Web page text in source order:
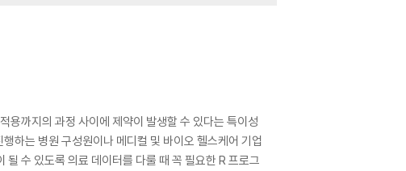
용까지의 과정 사이에 제약이 발생할 수 있다는 특이성
하는 병원 구성원이나 메디컬 및 바이오 헬스케어 기업
수 있도록 의료 데이터를 다룰 때 꼭 필요한 R 프로그